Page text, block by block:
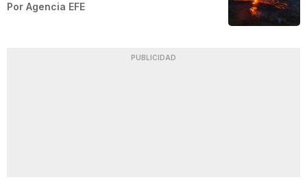
Por Agencia EFE
PUBLICIDAD